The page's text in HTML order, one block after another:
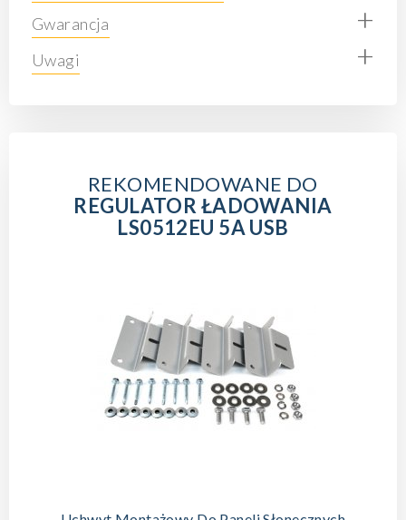
Gwarancja +
Uwagi +
REKOMENDOWANE DO
REGULATOR ŁADOWANIA
LS0512EU 5A USB